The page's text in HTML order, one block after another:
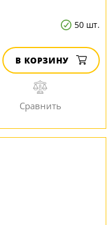
50 шт.
В КОРЗИНУ